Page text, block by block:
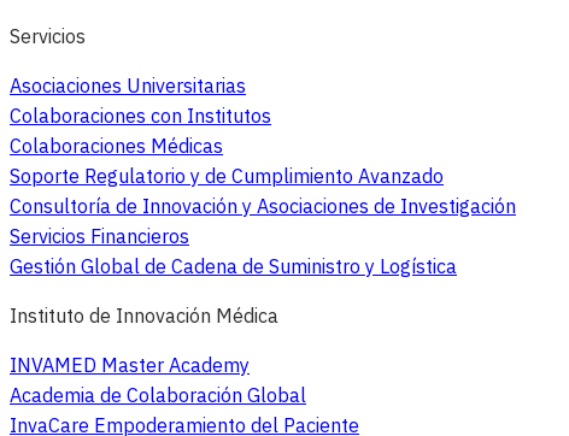
Servicios
Asociaciones Universitarias
Colaboraciones con Institutos
Colaboraciones Médicas
Soporte Regulatorio y de Cumplimiento Avanzado
Consultoría de Innovación y Asociaciones de Investigación
Servicios Financieros
Gestión Global de Cadena de Suministro y Logística
Instituto de Innovación Médica
INVAMED Master Academy
Academia de Colaboración Global
InvaCare Empoderamiento del Paciente